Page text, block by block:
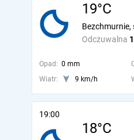
19°C
Odczuwalna
Bezchmurnie,
Opad: 0 mm
Wiatr:
9 km/h
19:00
18°C